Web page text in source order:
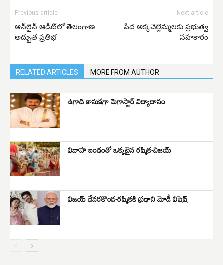
Previous article
ఆన్​లైన్​ ఆడిట్​లో తెలంగాణ
అద్భుత ప్రతిభ
Next article
పేద అక్కచెల్లెమ్మలకు ప్రభుత్వ
సహకారం
RELATED ARTICLES MORE FROM AUTHOR
ఉగాది కానుకగా మెగాస్టార్ విద్యాదానం
వివాహ బంధంతో ఒక్కటైన రష్మిక-విజయ్
విజయ్ దేవరకొండ-రష్మికకి ప్రధాని మోడీ విషెష్